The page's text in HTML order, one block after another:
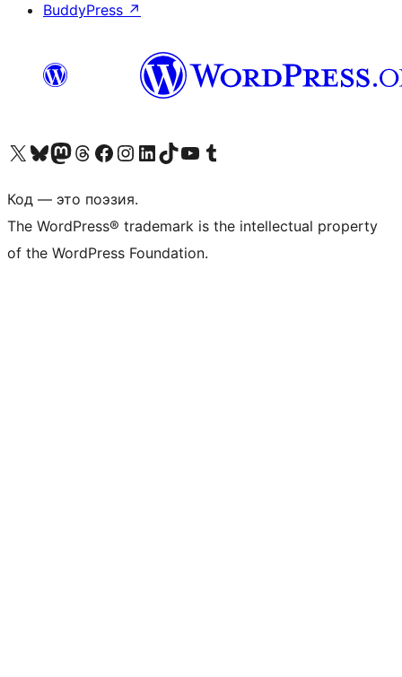
BuddyPress ↗
Посетите нас в X (ранее Twitter)
Посетите нашу учётную запись в Bluesky
Посетите нашу ленту в Mastodon
Посетите нашу учётную запись в Threads
Посетите нашу страницу на Facebook
Посетите наш Instagram
Посетите нашу страницу в LinkedIn
Посетите нашу учётную запись в TikTok
Посетите наш канал YouTube
Посетите нашу учётную запись в Tumblr
Код — это поэзия.
The WordPress® trademark is the intellectual property
of the WordPress Foundation.